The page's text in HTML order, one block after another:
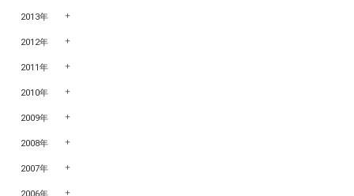
2013年
2012年
2011年
2010年
2009年
2008年
2007年
2006年